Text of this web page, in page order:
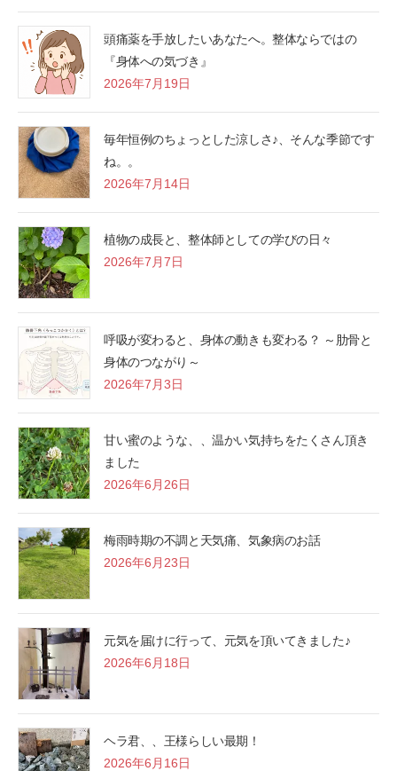
頭痛薬を手放したいあなたへ。整体ならではの
『身体への気づき』
2026年7月19日
毎年恒例のちょっとした涼しさ♪、そんな季節です
ね。。
2026年7月14日
植物の成長と、整体師としての学びの日々
2026年7月7日
呼吸が変わると、身体の動きも変わる？ ～肋骨と
身体のつながり～
2026年7月3日
甘い蜜のような、、温かい気持ちをたくさん頂き
ました
2026年6月26日
梅雨時期の不調と天気痛、気象病のお話
2026年6月23日
元気を届けに行って、元気を頂いてきました♪
2026年6月18日
ヘラ君、、王様らしい最期！
2026年6月16日